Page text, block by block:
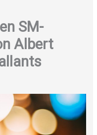
SM-
Albert